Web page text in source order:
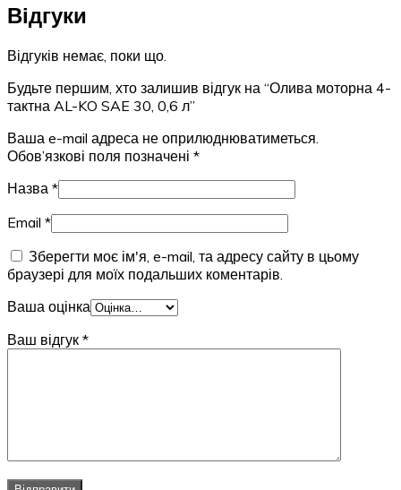
Відгуки
Відгуків немає, поки що.
Будьте першим, хто залишив відгук на “Олива моторна 4-
тактна AL-KO SAE 30, 0,6 л”
Ваша e-mail адреса не оприлюднюватиметься.
Обов’язкові поля позначені *
Назва *
Email *
Зберегти моє ім'я, e-mail, та адресу сайту в цьому
браузері для моїх подальших коментарів.
Ваша оцінка
Ваш відгук *